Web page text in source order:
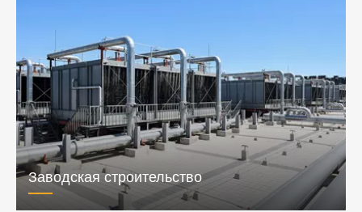
Заводская строительство